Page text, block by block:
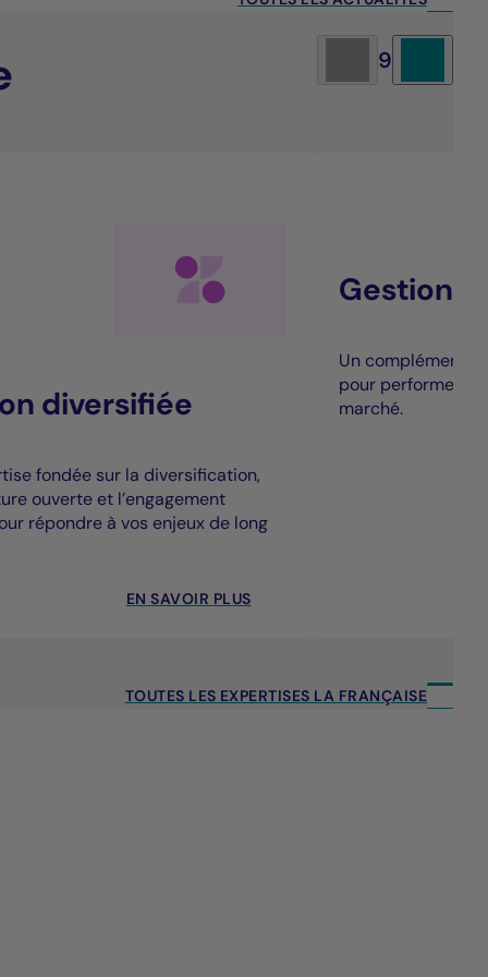
9
diversifiée
fondée sur la diversification,
ouverte et l’engagement
répondre à vos enjeux de long
EN SAVOIR PLUS
Gestion
Un complément
pour performer
marché.
TOUTES LES EXPERTISES LA FRANÇAISE